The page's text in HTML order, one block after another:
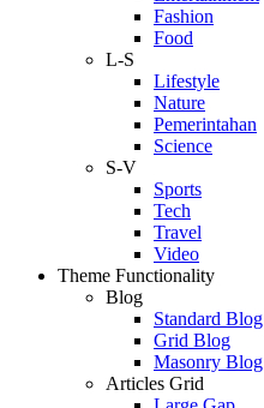
Fashion
Food
L-S
Lifestyle
Nature
Pemerintahan
Science
S-V
Sports
Tech
Travel
Video
Theme Functionality
Blog
Standard Blog
Grid Blog
Masonry Blog
Articles Grid